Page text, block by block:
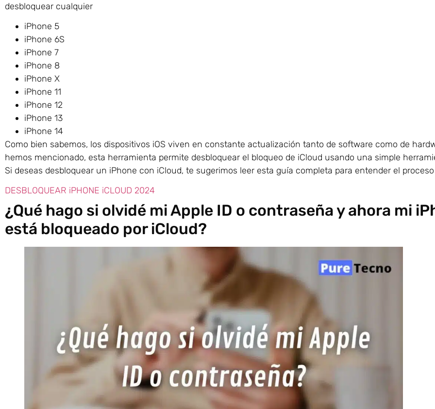
desbloquear cualquier
iPhone 5
iPhone 6S
iPhone 7
iPhone 8
iPhone X
iPhone 11
iPhone 12
iPhone 13
iPhone 14
Como bien sabemos, los dispositivos iOS viven en constante actualización tanto de software como de
hemos mencionado, esta herramienta permite desbloquear el bloqueo de iCloud usando una simple
Si deseas desbloquear un iPhone con iCloud, te sugerimos leer esta guía completa para entender el
DESBLOQUEAR iPHONE iCLOUD 2024
¿Qué hago si olvidé mi Apple ID o contraseña y ahora mi
está bloqueado por iCloud?